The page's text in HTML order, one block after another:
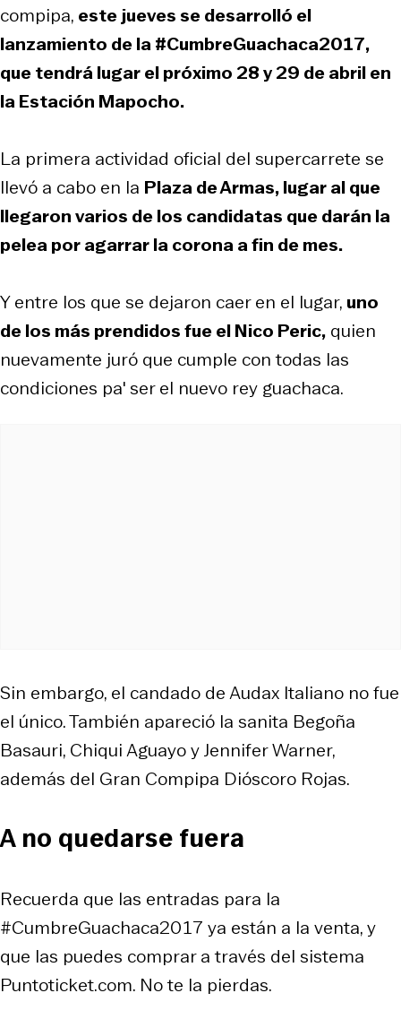
compipa, este jueves se desarrolló el
lanzamiento de la #CumbreGuachaca2017,
que tendrá lugar el próximo 28 y 29 de abril en
la Estación Mapocho.
La primera actividad oficial del supercarrete se
llevó a cabo en la Plaza de Armas, lugar al que
llegaron varios de los candidatas que darán la
pelea por agarrar la corona a fin de mes.
Y entre los que se dejaron caer en el lugar, uno
de los más prendidos fue el Nico Peric, quien
nuevamente juró que cumple con todas las
condiciones pa' ser el nuevo rey guachaca.
Sin embargo, el candado de Audax Italiano no fue
el único. También apareció la sanita Begoña
Basauri, Chiqui Aguayo y Jennifer Warner,
además del Gran Compipa Dióscoro Rojas.
A no quedarse fuera
Recuerda que las entradas para la
#CumbreGuachaca2017 ya están a la venta, y
que las puedes comprar a través del sistema
Puntoticket.com. No te la pierdas.